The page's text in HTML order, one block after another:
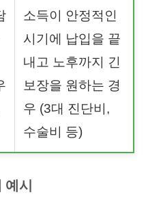
소득이 안정적인
시기에 납입을 끝
내고 노후까지 긴
보장을 원하는 경
우 (3대 진단비,
수술비 등)
예시